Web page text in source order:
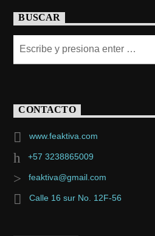
BUSCAR
CONTACTO
www.feaktiva.com
+57 3238865009
feaktiva@gmail.com
Calle 16 sur No. 12F-56